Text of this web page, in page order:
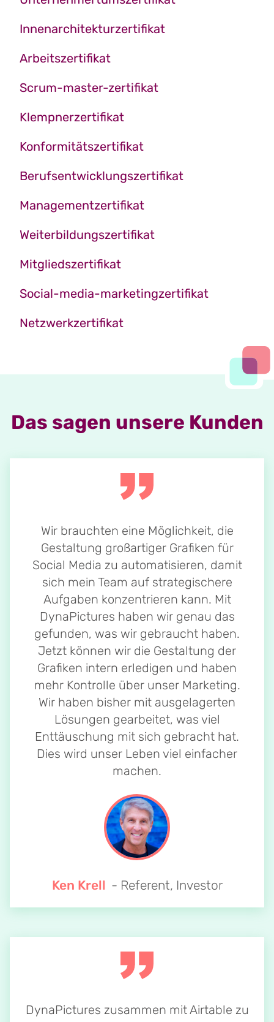
Innenarchitekturzertifikat
Arbeitszertifikat
Scrum-master-zertifikat
Klempnerzertifikat
Konformitätszertifikat
Berufsentwicklungszertifikat
Managementzertifikat
Weiterbildungszertifikat
Mitgliedszertifikat
Social-media-marketingzertifikat
Netzwerkzertifikat
Das sagen unsere Kunden
Wir brauchten eine Möglichkeit, die
Gestaltung großartiger Grafiken für
Social Media zu automatisieren, damit
sich mein Team auf strategischere
Aufgaben konzentrieren kann. Mit
DynaPictures haben wir genau das
gefunden, was wir gebraucht haben.
Jetzt können wir die Gestaltung der
Grafiken intern erledigen und haben
mehr Kontrolle über unser Marketing.
Wir haben bisher mit ausgelagerten
Lösungen gearbeitet, was viel
Enttäuschung mit sich gebracht hat.
Dies wird unser Leben viel einfacher
machen.
Ken Krell - Referent, Investor
DynaPictures zusammen mit Airtable zu